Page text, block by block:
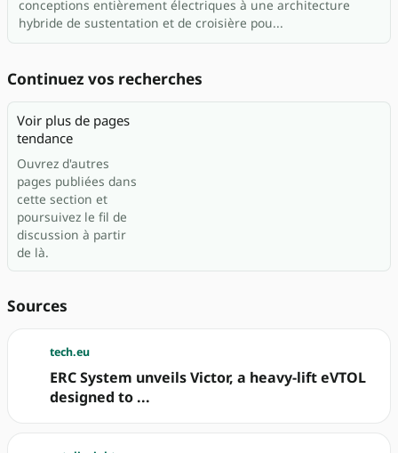
conceptions entièrement électriques à une architecture
hybride de sustentation et de croisière pou...
Continuez vos recherches
Voir plus de pages
tendance
Ouvrez d'autres
pages publiées dans
cette section et
poursuivez le fil de
discussion à partir
de là.
Sources
tech.eu
ERC System unveils Victor, a heavy-lift eVTOL
designed to ...